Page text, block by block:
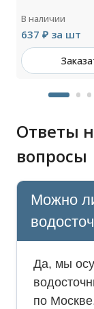
В наличии
637 ₽ за шт
Ответы
вопросы
Можно
Да, мы
по